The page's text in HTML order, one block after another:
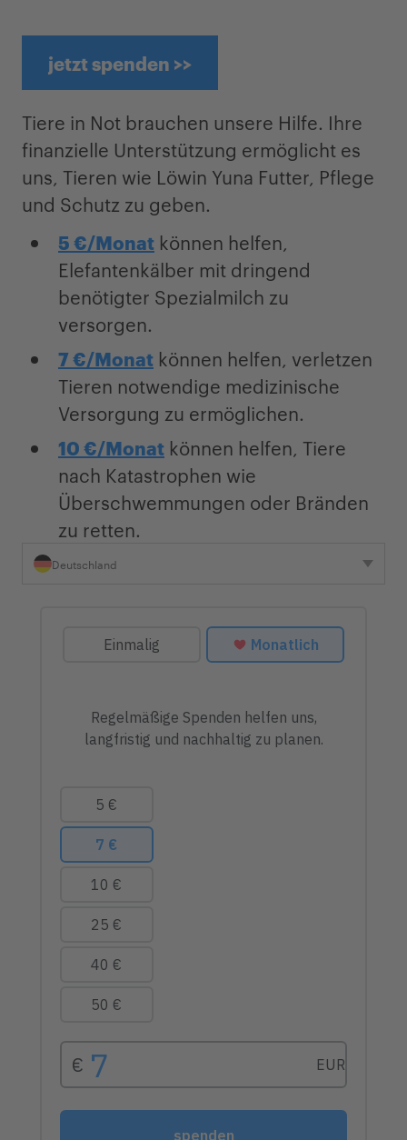
jetzt spenden >>
Tiere in Not brauchen unsere Hilfe. Ihre
finanzielle Unterstützung ermöglicht es
uns, Tieren wie Löwin Yuna Futter, Pflege
und Schutz zu geben.
5 €/Monat können helfen,
Elefantenkälber mit dringend
benötigter Spezialmilch zu
versorgen.
7 €/Monat können helfen, verletzen
Tieren notwendige medizinische
Versorgung zu ermöglichen.
10 €/Monat können helfen, Tiere
nach Katastrophen wie
Überschwemmungen oder Bränden
zu retten.
Deutschland